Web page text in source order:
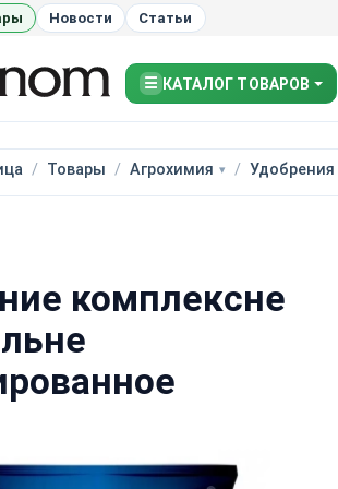
Новости Статьи
☰ КАТАЛОГ ТОВАРОВ
Товары Агрохимия Удобрения
комплексне